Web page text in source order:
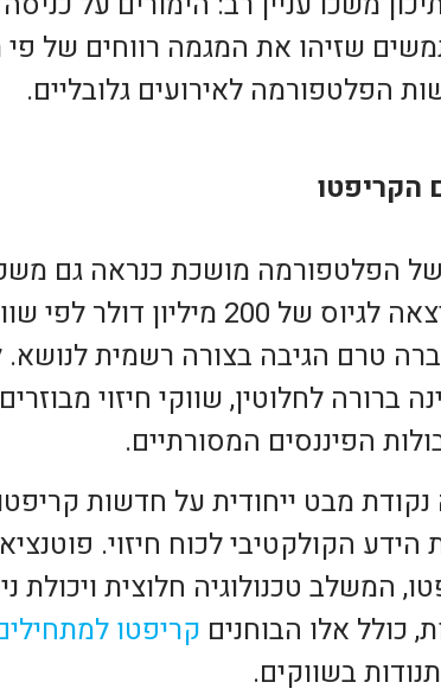
שזיהו את המגמה רווחים של
הפלטפורמה לאירועים גלובליים.
הקריפטו
הפלטפורמה מושכת כנראה גם
ביוני 2025, דווח כי יצאה לגיוס של 200
טרם הגיבה בצורה רשמית
ברורה לחלוטין, שווקי חיזוי
הפיננסים המסורתיים.
מבט ייחודית על חדשות קריפטו
הידע הקולקטיבי לכוח חיזוי.
המשלב טכנולוגיה חלוצית ויכולת
כולל אלו הבוחנים קריפטו
בשווקים.